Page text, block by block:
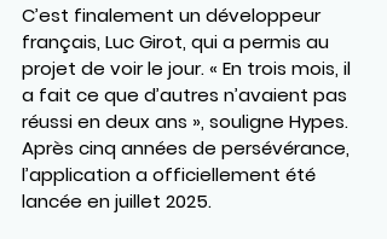
C’est finalement un développeur
français, Luc Girot, qui a permis au
projet de voir le jour. « En trois mois, il
a fait ce que d’autres n’avaient pas
réussi en deux ans », souligne Hypes.
Après cinq années de persévérance,
l’application a officiellement été
lancée en juillet 2025.